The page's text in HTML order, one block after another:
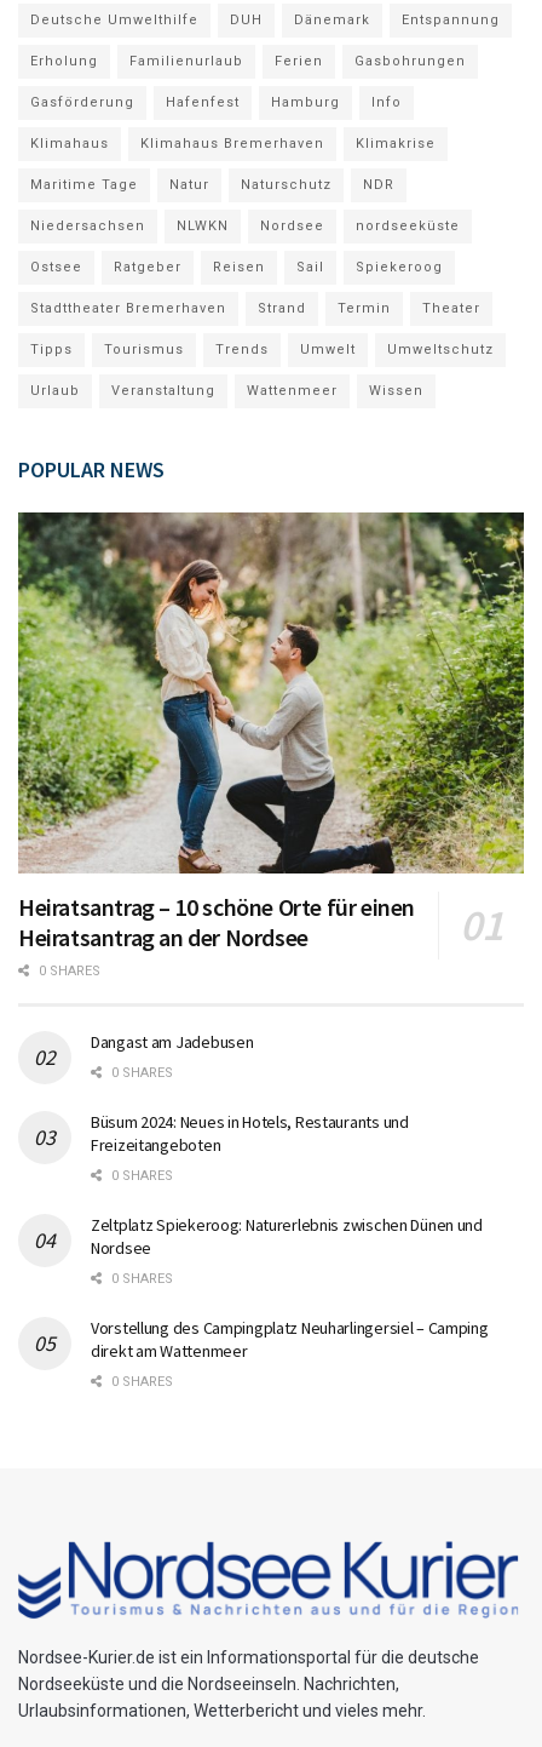
Deutsche Umwelthilfe DUH Dänemark Entspannung
Erholung Familienurlaub Ferien Gasbohrungen
Gasförderung Hafenfest Hamburg Info
Klimahaus Klimahaus Bremerhaven Klimakrise
Maritime Tage Natur Naturschutz NDR
Niedersachsen NLWKN Nordsee nordseeküste
Ostsee Ratgeber Reisen Sail Spiekeroog
Stadttheater Bremerhaven Strand Termin Theater
Tipps Tourismus Trends Umwelt Umweltschutz
Urlaub Veranstaltung Wattenmeer Wissen
POPULAR NEWS
Heiratsantrag – 10 schöne Orte für einen
Heiratsantrag an der Nordsee
0 SHARES
Dangast am Jadebusen
0 SHARES
Büsum 2024: Neues in Hotels, Restaurants und
Freizeitangeboten
0 SHARES
Zeltplatz Spiekeroog: Naturerlebnis zwischen Dünen und
Nordsee
0 SHARES
Vorstellung des Campingplatz Neuharlingersiel – Camping
direkt am Wattenmeer
0 SHARES
Nordsee-Kurier.de ist ein Informationsportal für die deutsche
Nordseeküste und die Nordseeinseln. Nachrichten,
Urlaubsinformationen, Wetterbericht und vieles mehr.